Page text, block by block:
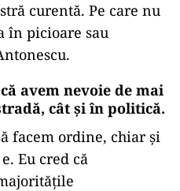
curentă. Pe care nu
în picioare sau
avem nevoie de mai
cât și în politică.
facem ordine, chiar şi
Eu cred că